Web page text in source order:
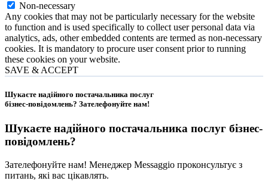
Non-necessary
Any cookies that may not be particularly necessary for the website
to function and is used specifically to collect user personal data via
analytics, ads, other embedded contents are termed as non-necessary
cookies. It is mandatory to procure user consent prior to running
these cookies on your website.
SAVE & ACCEPT
Шукаєте надійного постачальника послуг
бізнес-повідомлень? Зателефонуйте нам!
Шукаєте надійного постачальника послуг бізнес-
повідомлень?
Зателефонуйте нам! Менеджер Messaggio проконсультує з
питань, які вас цікавлять.